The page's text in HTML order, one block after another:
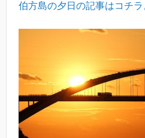
伯方島の夕日の記事はコチラ